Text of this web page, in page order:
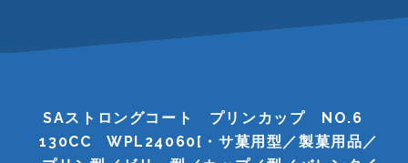
SAストロングコート プリンカップ NO.6
130CC WPL24060[・サ菓用型／製菓用品／